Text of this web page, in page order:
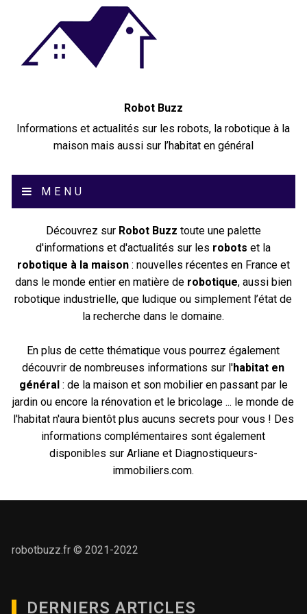
Robot Buzz
Informations et actualités sur les robots, la robotique à la
maison mais aussi sur l’habitat en général
MENU
Découvrez sur Robot Buzz toute une palette
d'informations et d'actualités sur les robots et la
robotique à la maison: nouvelles récentes en France et
dans le monde entier en matière de robotique, aussi bien
robotique industrielle, que ludique ou simplement l’état de
la recherche dans le domaine.
En plus de cette thématique vous pourrez également
découvrir de nombreuses informations sur l'habitat en
général: de la maison et son mobilier en passant par le
jardin ou encore la rénovation et le bricolage ... le monde de
l'habitat n'aura bientôt plus aucuns secrets pour vous ! Des
informations complémentaires sont également
disponibles sur Arlianeet Diagnostiqueurs-
immobiliers.com.
robotbuzz.fr © 2021-2022
DERNIERS ARTICLES